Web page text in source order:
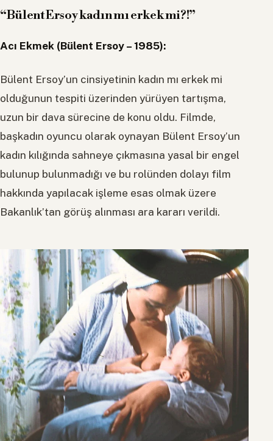
“Bülent Ersoy kadın mı erkek mi?!”
Acı Ekmek (Bülent Ersoy – 1985):
Bülent Ersoy’un cinsiyetinin kadın mı erkek mi
olduğunun tespiti üzerinden yürüyen tartışma,
uzun bir dava sürecine de konu oldu. Filmde,
başkadın oyuncu olarak oynayan Bülent Ersoy’un
kadın kılığında sahneye çıkmasına yasal bir engel
bulunup bulunmadığı ve bu rolünden dolayı film
hakkında yapılacak işleme esas olmak üzere
Bakanlık’tan görüş alınması ara kararı verildi.